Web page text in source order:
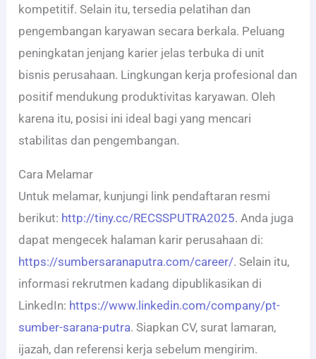
kompetitif. Selain itu, tersedia pelatihan dan
pengembangan karyawan secara berkala. Peluang
peningkatan jenjang karier jelas terbuka di unit
bisnis perusahaan. Lingkungan kerja profesional dan
positif mendukung produktivitas karyawan. Oleh
karena itu, posisi ini ideal bagi yang mencari
stabilitas dan pengembangan.
Cara Melamar
Untuk melamar, kunjungi link pendaftaran resmi
berikut: http://tiny.cc/RECSSPUTRA2025. Anda juga
dapat mengecek halaman karir perusahaan di:
https://sumbersaranaputra.com/career/. Selain itu,
informasi rekrutmen kadang dipublikasikan di
LinkedIn: https://www.linkedin.com/company/pt-
sumber-sarana-putra. Siapkan CV, surat lamaran,
ijazah, dan referensi kerja sebelum mengirim.